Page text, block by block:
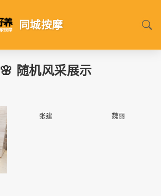
同城按摩
🌸 随机风采展示
张建 魏丽